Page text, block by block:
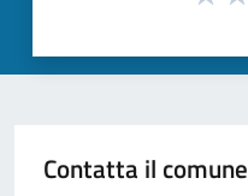
Contatta il comune